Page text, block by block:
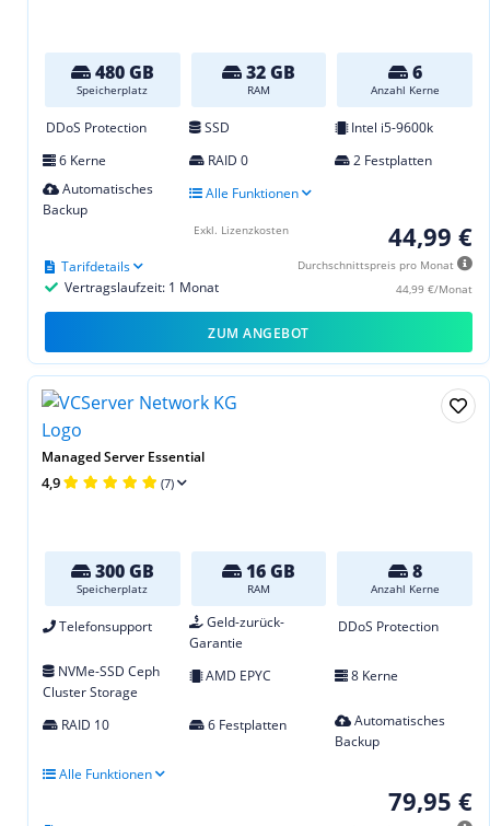
480 GB
Speicherplatz
32 GB
RAM
6
Anzahl Kerne
DDoS Protection SSD
Intel i5-9600k
6 Kerne
RAID 0
2 Festplatten
Automatisches
Backup
Alle Funktionen
44,99 €
Durchschnittspreis pro Monat
44,99 €/Monat
Vertragslaufzeit: 1 Monat
Tarifdetails
Exkl. Lizenzkosten
ZUM ANGEBOT
Managed Server Essential
4,9 (7)
300 GB
Speicherplatz
16 GB
RAM
8
Anzahl Kerne
Telefonsupport
Geld-zurück-
Garantie
DDoS Protection
NVMe-SSD Ceph
Cluster Storage
AMD EPYC 8 Kerne
RAID 10 6 Festplatten
Automatisches
Backup
Alle Funktionen
79,95 €